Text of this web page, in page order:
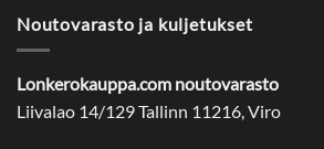
Noutovarasto ja kuljetukset
Lonkerokauppa.com noutovarasto
Liivalao 14/129 Tallinn 11216, Viro